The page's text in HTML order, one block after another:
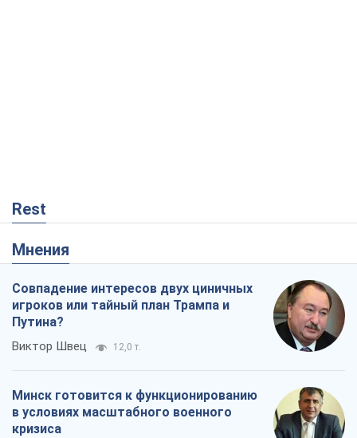
Rest
Мнения
Совпадение интересов двух циничных
игроков или тайный план Трампа и
Путина?
Виктор Швец 12,0 т.
Минск готовится к функционированию
в условиях масштабного военного
кризиса